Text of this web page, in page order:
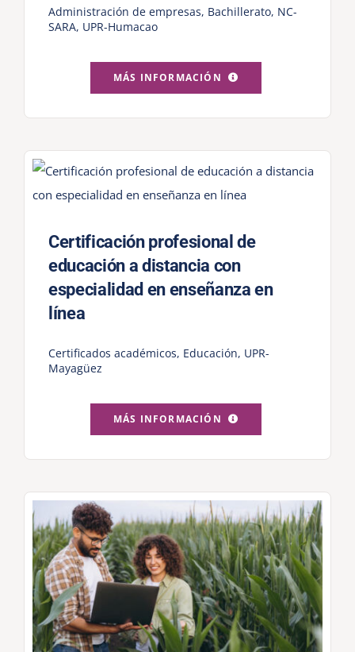
Administración de empresas, Bachillerato, NC-
SARA, UPR-Humacao
MÁS INFORMACIÓN
Certificación profesional de
educación a distancia con
especialidad en enseñanza en
línea
Certificados académicos, Educación, UPR-
Mayagüez
MÁS INFORMACIÓN